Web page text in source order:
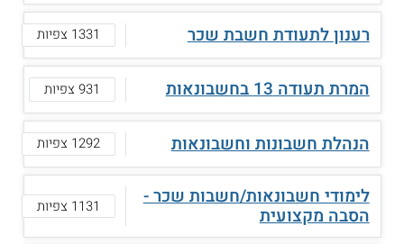
רענון לתעודת חשבת שכר 1331 צפיות
המרת תעודה 13 בחשבונאות 931 צפיות
הנהלת חשבונות וחשבונאות 1292 צפיות
לימודי חשבונאות/חשבות שכר -
הסבה מקצועית 1131 צפיות